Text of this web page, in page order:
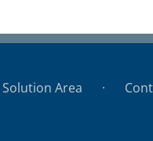
Solution Area